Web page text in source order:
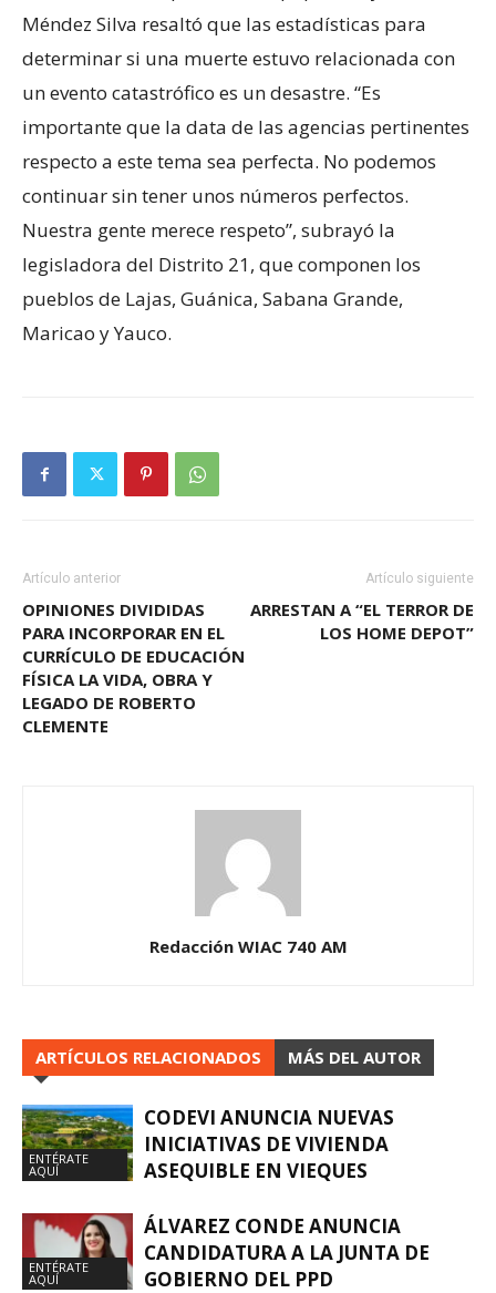
Méndez Silva resaltó que las estadísticas para
determinar si una muerte estuvo relacionada con
un evento catastrófico es un desastre. “Es
importante que la data de las agencias pertinentes
respecto a este tema sea perfecta. No podemos
continuar sin tener unos números perfectos.
Nuestra gente merece respeto”, subrayó la
legisladora del Distrito 21, que componen los
pueblos de Lajas, Guánica, Sabana Grande,
Maricao y Yauco.
Artículo anterior
OPINIONES DIVIDIDAS
PARA INCORPORAR EN EL
CURRÍCULO DE EDUCACIÓN
FÍSICA LA VIDA, OBRA Y
LEGADO DE ROBERTO
CLEMENTE
Artículo siguiente
ARRESTAN A “EL TERROR DE
LOS HOME DEPOT”
Redacción WIAC 740 AM
ARTÍCULOS RELACIONADOS MÁS DEL AUTOR
ENTÉRATE
AQUÍ
CODEVI ANUNCIA NUEVAS
INICIATIVAS DE VIVIENDA
ASEQUIBLE EN VIEQUES
ENTÉRATE
AQUÍ
ÁLVAREZ CONDE ANUNCIA
CANDIDATURA A LA JUNTA DE
GOBIERNO DEL PPD